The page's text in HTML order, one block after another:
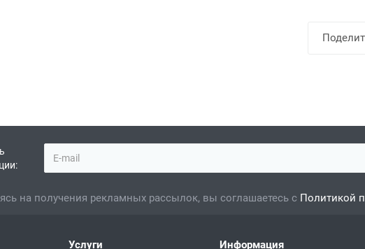
на получения рекламных рассылок, вы соглашаетесь с Политикой
Услуги Информация